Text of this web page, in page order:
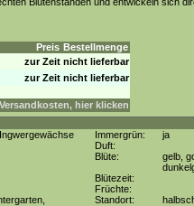
Preis Bestellmenge
zur Zeit nicht lieferbar
zur Zeit nicht lieferbar
Versandkosten, hier klicken
Immergrün:
ja
Duft:
Blüte:
gelb,
Blütezeit:
Früchte:
Standort: